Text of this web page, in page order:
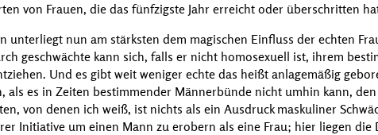
von Frauen, die das fünfzigste Jahr erreicht oder überschritten
unterliegt nun am stärksten dem magischen Einfluss der echten
geschwächte kann sich, falls er nicht homosexuell ist, ihrem
Und es gibt weit weniger echte das heißt anlagemäßig
als es in Zeiten bestimmender Männerbünde nicht umhin kann,
von denen ich weiß, ist nichts als ein Ausdruck maskuliner
Initiative um einen Mann zu erobern als eine Frau; hier liegen die